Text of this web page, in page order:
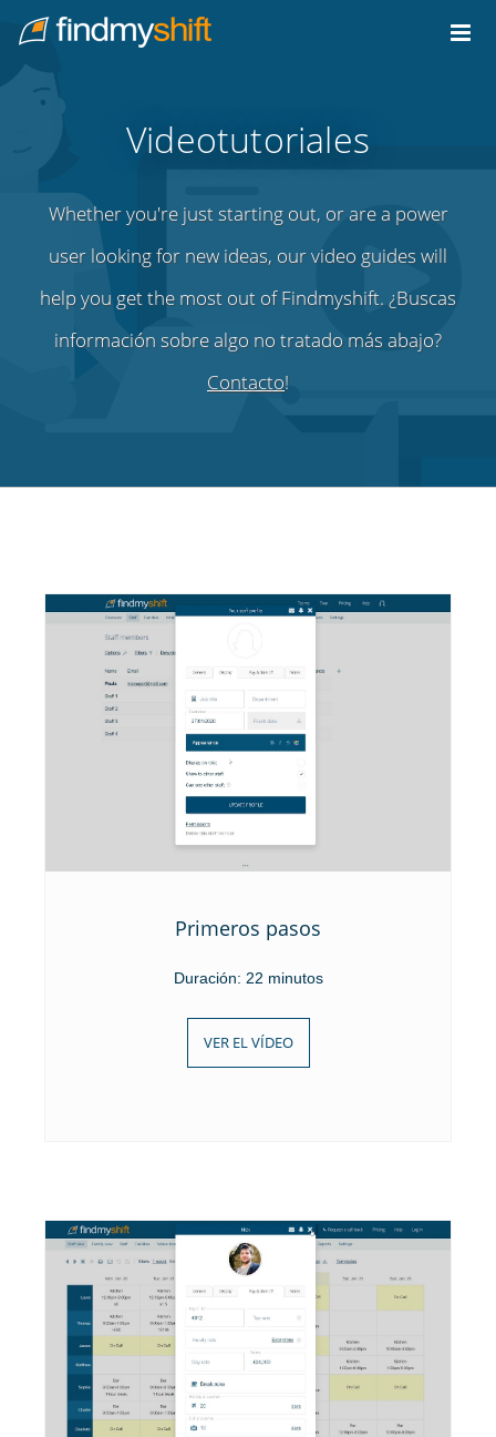
Inicio
Videotutoriales
Whether you're just starting out, or are a power
user looking for new ideas, our video guides will
help you get the most out of Findmyshift. ¿Buscas
información sobre algo no tratado más abajo?
Contacto!
Primeros pasos
Duración: 22 minutos
VER EL VÍDEO